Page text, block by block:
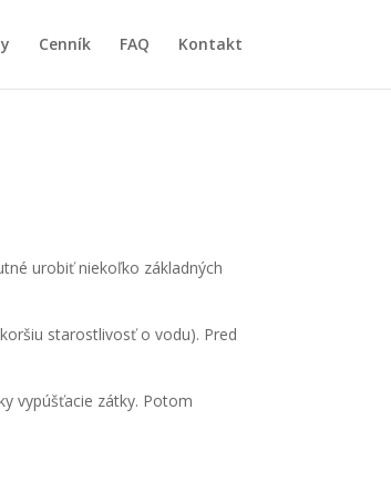
Cenník FAQ Kontakt
urobiť niekoľko základných
starostlivosť o vodu). Pred
vypúšťacie zátky. Potom